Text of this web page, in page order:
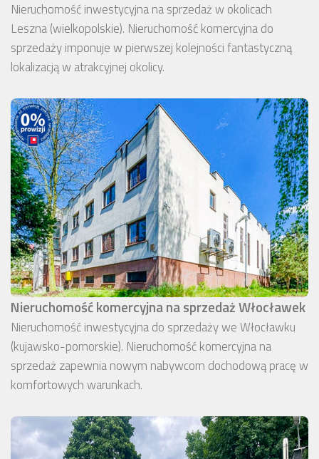
Nieruchomość inwestycyjna na sprzedaż w okolicach
Leszna (wielkopolskie). Nieruchomość komercyjna do
sprzedaży imponuje w pierwszej kolejności fantastyczną
lokalizacją w atrakcyjnej okolicy.
Nieruchomość komercyjna na sprzedaż Włocławek
Nieruchomość inwestycyjna do sprzedaży we Włocławku
(kujawsko-pomorskie). Nieruchomość komercyjna na
sprzedaż zapewnia nowym nabywcom dochodową pracę w
komfortowych warunkach.